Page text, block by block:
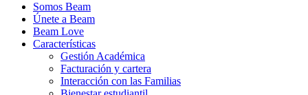
Somos Beam
Únete a Beam
Beam Love
Características
Gestión Académica
Facturación y cartera
Interacción con las Familias